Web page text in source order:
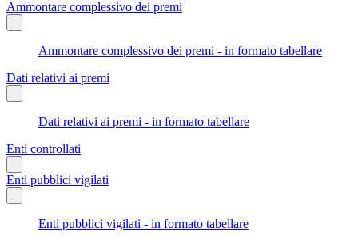
Ammontare complessivo dei premi
Ammontare complessivo dei premi - in formato tabellare
Dati relativi ai premi
Dati relativi ai premi - in formato tabellare
Enti controllati
Enti pubblici vigilati
Enti pubblici vigilati - in formato tabellare